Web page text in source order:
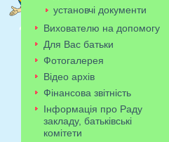
установчі документи
Вихователю на допомогу
Для Вас батьки
Фотогалерея
Відео архів
Фінансова звітність
Інформація про Раду
закладу, батьківські
комітети